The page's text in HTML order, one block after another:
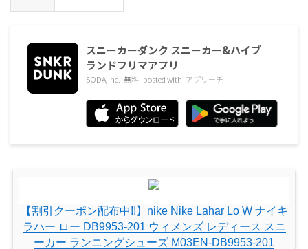
スニーカーダンク スニーカー&ハイブ
ランドフリマアプリ
SODA,inc. 無料 posted with アプリーチ
【割引クーポン配布中!!】nike Nike Lahar Lo W ナイキ
ラハー ロー DB9953-201 ウィメンズ レディース スニ
ーカー ランニングシューズ M03EN-DB9953-201